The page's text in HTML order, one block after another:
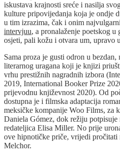
iskustava krajnosti sreće i nasilja
kulture pripovijedanja koja je ondje
u tim izrazima, čak i onim
intervjuu, a pronalaženje poetskog u
osjeti, pali kožu i otvara um, upravo u
Sama proza je gusti odron u
literarnog uragana koji je knjizi
vrhu prestižnih nagradnih izbora
2019, International Booker Prize
prijevodnu književnost 2020). Od
dostupna je i filmska adaptacija
meksičke kompanije Woo Films, za
Daniela Gómez, dok režiju potpisuje
redateljica Elisa Miller. No prije
ove hipnotičke priče, vrijedi pročitati
Melchor.